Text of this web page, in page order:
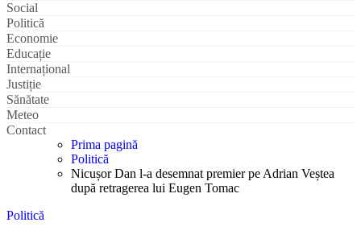
Social
Politică
Economie
Educație
Internațional
Justiție
Sănătate
Meteo
Contact
Prima pagină
Politică
Nicușor Dan l-a desemnat premier pe Adrian Veștea
după retragerea lui Eugen Tomac
Politică